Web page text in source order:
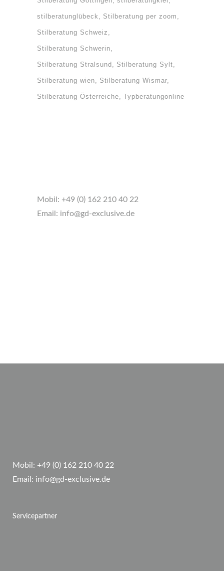
stilberatunglübeck Stilberatung per zoom
Stilberatung Schweiz
Stilberatung Schwerin
Stilberatung Stralsund Stilberatung Sylt
Stilberatung wien Stilberatung Wismar
Stilberatung Österreiche Typberatungonline
Mobil: +49 (0) 162 210 40 22
Email: info@gd-exclusive.de
Mobil: +49 (0) 162 210 40 22
Email: info@gd-exclusive.de
Servicepartner